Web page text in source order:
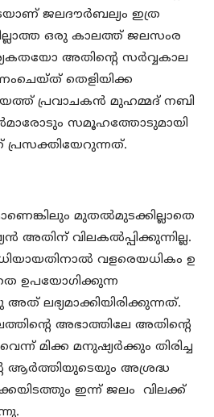
ജലദൗര്‍ബല്യം ഇത്ര
ഒരു കാലത്ത് ജലസംര
അതിന്റെ സര്‍വ്വകാല
തെളിയിക്ക
പ്രവാചകന്‍ മുഹമ്മദ് നബി
സമൂഹത്തോടുമായി
മുതല്‍മുടക്കില്ലാതെ
അതിന് വിലകല്‍പ്പിക്കുന്നില്ല.
വളരെയധികം ഉ
ഉപയോഗിക്കുന്ന
ലഭ്യമാക്കിയിരിക്കുന്നത്.
അഭാത്തിലേ അതിന്റെ
മിക്ക മനുഷ്യര്‍ക്കും തിരിച്ച
ആര്‍ത്തിയുടെയും അശ്രദ്ധ
ഇന്ന് ജലം വിലക്ക്